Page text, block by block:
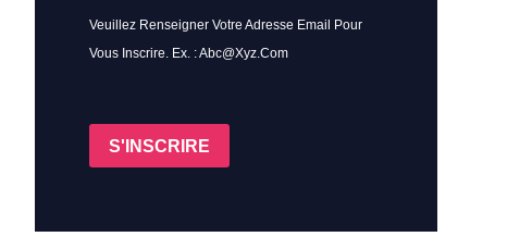
Veuillez Renseigner Votre Adresse Email Pour
Vous Inscrire. Ex. : Abc@xyz.com
S'INSCRIRE